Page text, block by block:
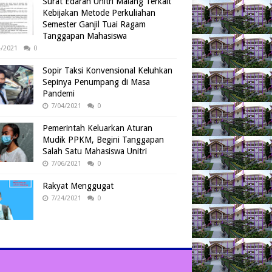
Kebijakan Metode Perkuliahan
Semester Ganjil Tuai Ragam
Tanggapan Mahasiswa
2021 0
Sopir Taksi Konvensional Keluhkan
Sepinya Penumpang di Masa
Pandemi
7/04/2021 0
Pemerintah Keluarkan Aturan
Mudik PPKM, Begini Tanggapan
Salah Satu Mahasiswa Unitri
7/06/2021 0
Rakyat Menggugat
7/24/2021 0